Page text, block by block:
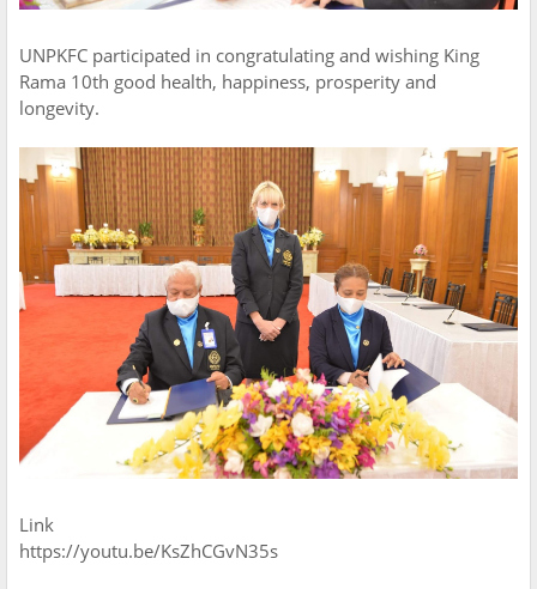
UNPKFC participated in congratulating and wishing King
Rama 10th good health, happiness, prosperity and
longevity.
Link
https://youtu.be/KsZhCGvN35s